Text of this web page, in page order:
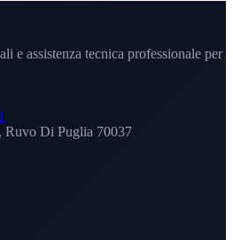
e assistenza tecnica professionale per
Ruvo Di Puglia 70037